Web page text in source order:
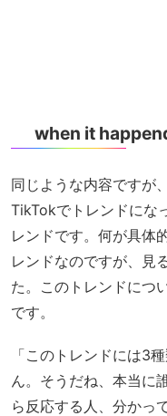
when it
同じような内容ですが
TikTokでトレンドにな
レンドです。何が具体
レンドなのですが、見
た。このトレンドにつ
です。
「このトレンドには3
ん。そうだね、本当に
ら反応する人、分か